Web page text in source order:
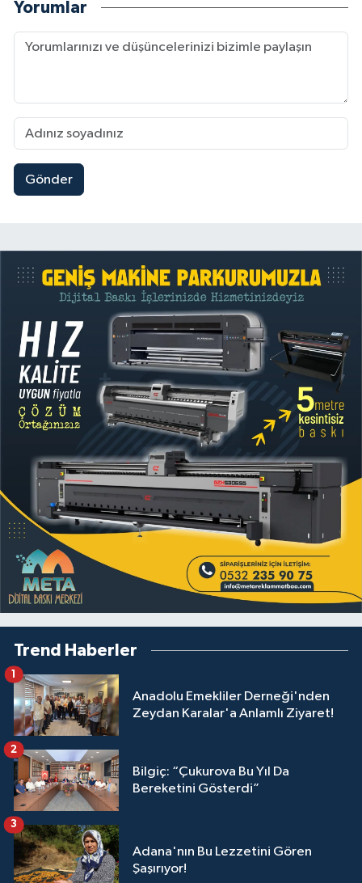
Yorumlar
Gönder
Trend Haberler
Anadolu Emekliler Derneği'nden
Zeydan Karalar'a Anlamlı Ziyaret!
1
Bilgiç: “Çukurova Bu Yıl Da
Bereketini Gösterdi”
2
Adana'nın Bu Lezzetini Gören
Şaşırıyor!
3